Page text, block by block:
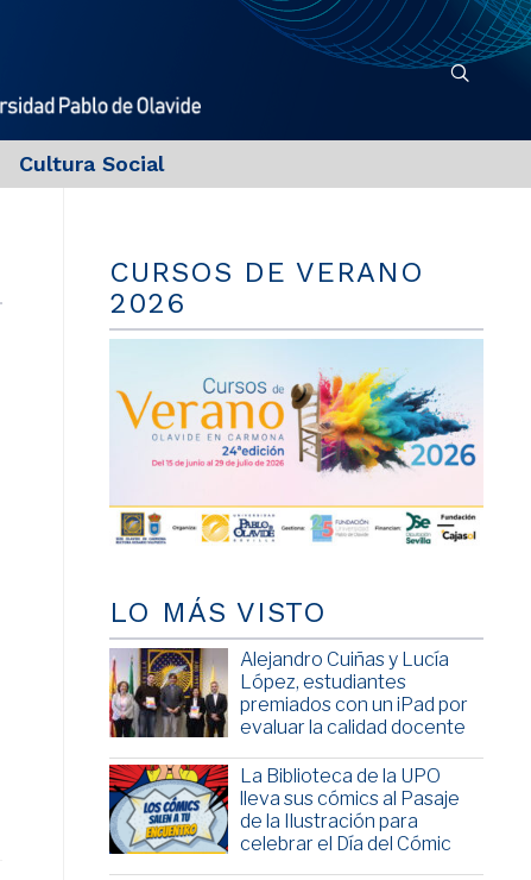
Cultura Social
CURSOS DE VERANO
2026
LO MÁS VISTO
Alejandro Cuiñas y Lucía
López, estudiantes
premiados con un iPad por
evaluar la calidad docente
La Biblioteca de la UPO
lleva sus cómics al Pasaje
de la Ilustración para
celebrar el Día del Cómic